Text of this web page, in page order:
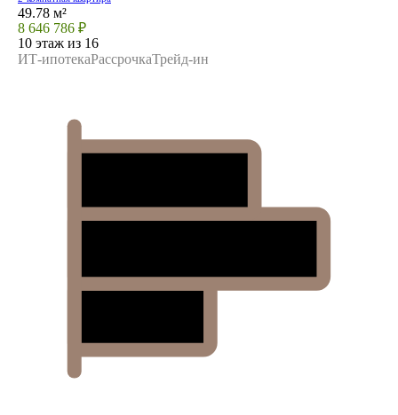
49.78 м²
8 646 786 ₽
10 этаж из 16
ИТ-ипотекаРассрочкаТрейд-ин